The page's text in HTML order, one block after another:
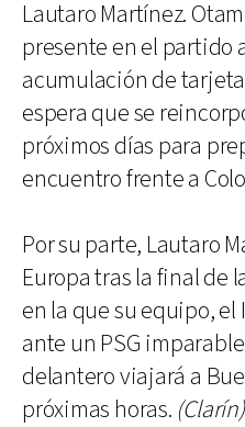
Lautaro Martínez.
presente en el partido
acumulación de
espera que se
próximos días para
encuentro frente a
Por su parte, Lautaro
Europa tras la final de
en la que su equipo,
ante un PSG
delantero viajará a
próximas horas. (Clarín)